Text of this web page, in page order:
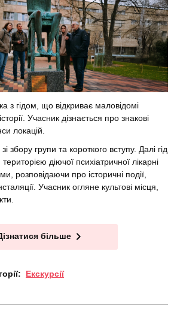
з гідом, що відкриває маловідомі
Учасник дізнається про знакові
локацій.
збору групи та короткого вступу. Далі гід
діючої психіатричної лікарні
розповідаючи про історичні події,
Учасник огляне культові місця,
більше
Екскурсії